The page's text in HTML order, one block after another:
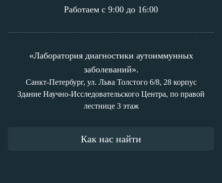
Работаем с 9:00 до 16:00
«Лаборатория диагностики аутоиммунных
заболеваний».
Санкт-Петербург, ул. Льва Толстого 6/8, 28 корпус
Здание Научно-Исследовательского Центра, по правой
лестнице 3 этаж
Как нас найти